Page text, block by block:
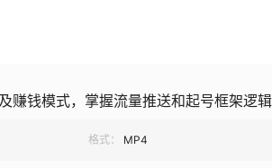
赚钱模式，掌握流量推送和起号框架逻辑
格式： MP4